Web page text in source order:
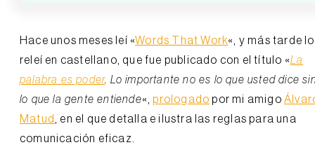
Hace unos meses leí «Words That Work«, y más tarde lo
releí en castellano, que fue publicado con el título «La
palabra es poder. Lo importante no es lo que usted dice
lo que la gente entiende«,prologado por mi amigo
Matud, en el que detalla e ilustra las reglas para una
comunicación eficaz.